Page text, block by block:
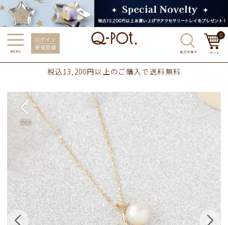
0
税込13,200円以上のご購入で送料無料